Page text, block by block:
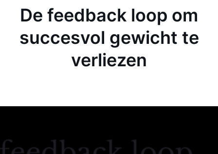
De feedback loop om
succesvol gewicht te
verliezen